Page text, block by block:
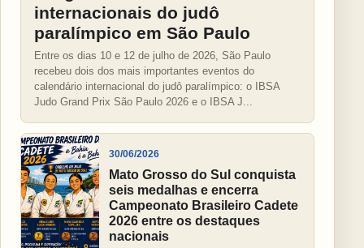
internacionais do judô
paralímpico em São Paulo
Entre os dias 10 e 12 de julho de 2026, São Paulo
recebeu dois dos mais importantes eventos do
calendário internacional do judô paralímpico: o IBSA
Judo Grand Prix São Paulo 2026 e o IBSA J...
30/06/2026
Mato Grosso do Sul conquista
seis medalhas e encerra
Campeonato Brasileiro Cadete
2026 entre os destaques
nacionais